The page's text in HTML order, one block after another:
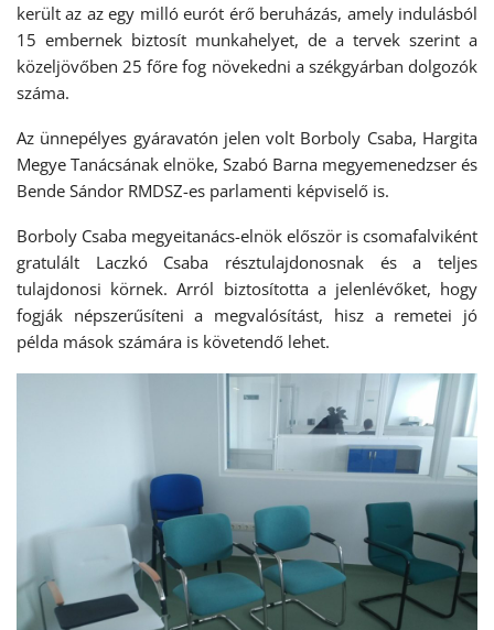
került az az egy milló eurót érő beruházás, amely indulásból
15 embernek biztosít munkahelyet, de a tervek szerint a
közeljövőben 25 főre fog növekedni a székgyárban dolgozók
száma.
Az ünnepélyes gyáravatón jelen volt Borboly Csaba, Hargita
Megye Tanácsának elnöke, Szabó Barna megyemenedzser és
Bende Sándor RMDSZ-es parlamenti képviselő is.
Borboly Csaba megyeitanács-elnök először is csomafalviként
gratulált Laczkó Csaba résztulajdonosnak és a teljes
tulajdonosi körnek. Arról biztosította a jelenlévőket, hogy
fogják népszerűsíteni a megvalósítást, hisz a remetei jó
példa mások számára is követendő lehet.